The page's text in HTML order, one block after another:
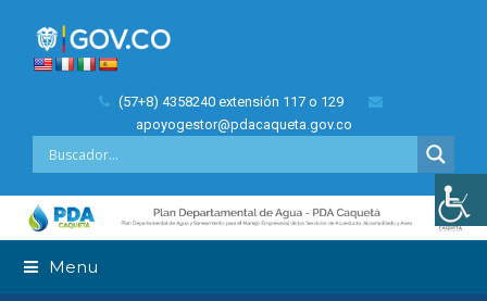
(57+8) 4358240 extensión 117 o 129
apoyogestor@pdacaqueta.gov.co
Menu